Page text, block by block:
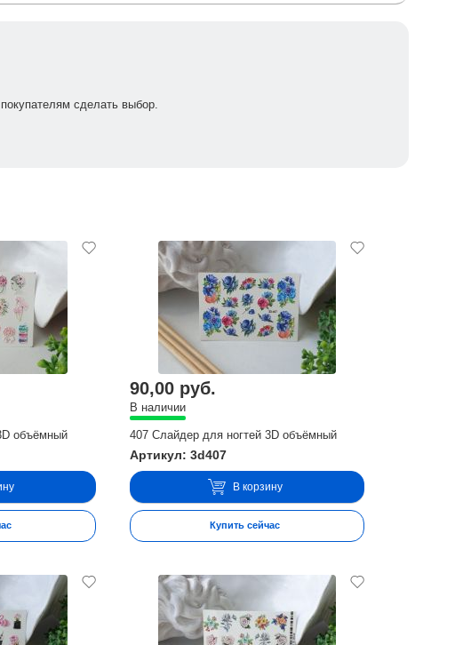
сделать выбор.
объёмный
90,00 руб.
В наличии
407 Слайдер для ногтей 3D объёмный
Артикул: 3d407
В корзину
Купить сейчас